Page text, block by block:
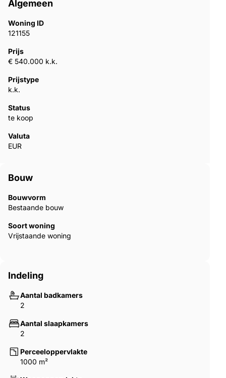
het gemeentelijk gebied Avola, stad van de amandelen. Alle
Algemeen
Woning ID
121155
Prijs
€ 540.000 k.k.
Prijstype
k.k.
Status
te koop
Valuta
EUR
Bouw
Bouwvorm
Bestaande bouw
Soort woning
Vrijstaande woning
Indeling
Aantal badkamers
2
Aantal slaapkamers
2
Perceeloppervlakte
1000 m²